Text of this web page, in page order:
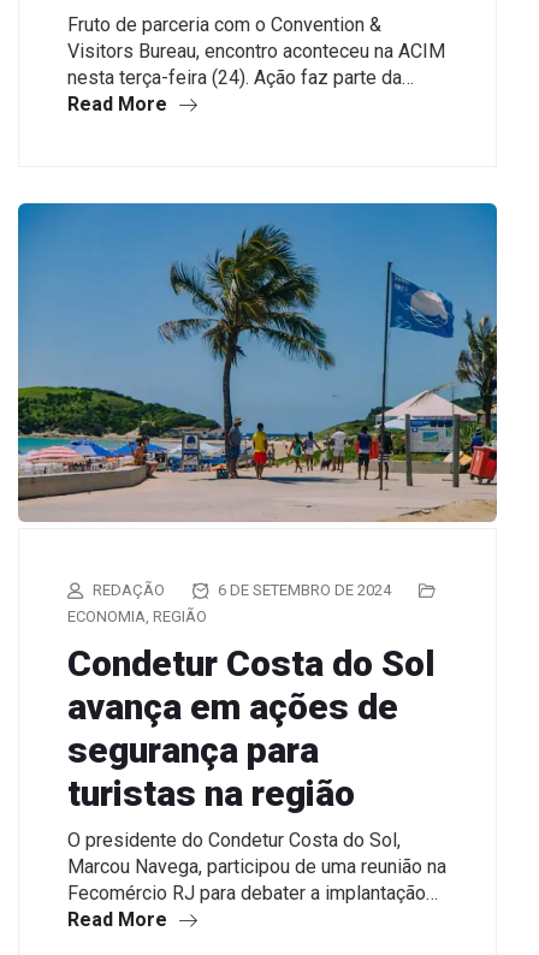
Fruto de parceria com o Convention &
Visitors Bureau, encontro aconteceu na ACIM
nesta terça-feira (24). Ação faz parte da…
Read More
REDAÇÃO
6 DE SETEMBRO DE 2024
ECONOMIA, REGIÃO
Condetur Costa do Sol
avança em ações de
segurança para
turistas na região
O presidente do Condetur Costa do Sol,
Marcou Navega, participou de uma reunião na
Fecomércio RJ para debater a implantação…
Read More